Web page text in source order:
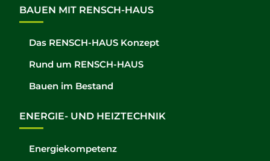
BAUEN MIT RENSCH-HAUS
Das RENSCH-HAUS Konzept
Rund um RENSCH-HAUS
Bauen im Bestand
ENERGIE- UND HEIZTECHNIK
Energiekompetenz